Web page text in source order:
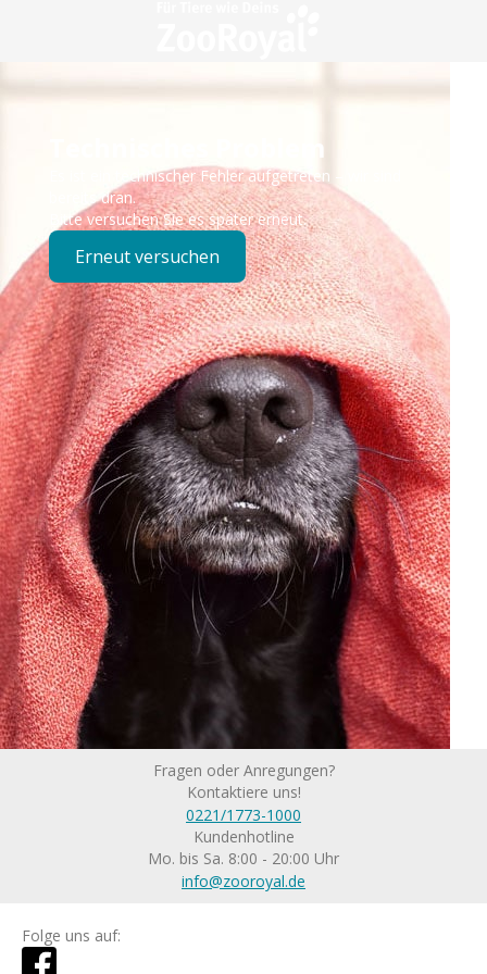
Technisches Problem
Es ist ein technischer Fehler aufgetreten – wir sind
bereits dran.
Bitte versuchen Sie es später erneut.
Erneut versuchen
Fragen oder Anregungen?
Kontaktiere uns!
0221/1773-1000
Kundenhotline
Mo. bis Sa. 8:00 - 20:00 Uhr
info@zooroyal.de
Folge uns auf: